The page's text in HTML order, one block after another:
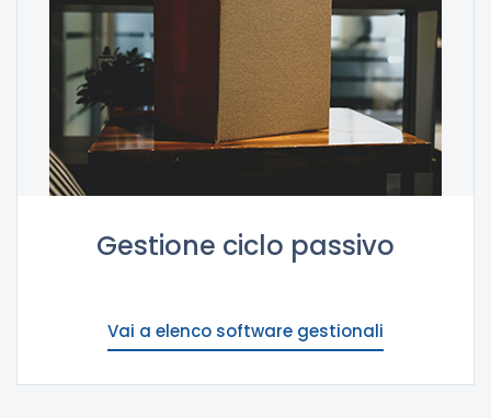
Gestione ciclo passivo
Vai a elenco software gestionali